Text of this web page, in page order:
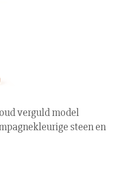
verguld model
steen en